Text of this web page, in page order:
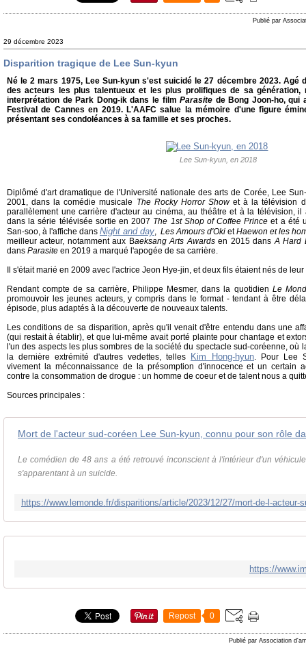
Publié par
29 décembre 2023
Disparition tragique de Lee Sun-kyun
Né le 2 mars 1975, Lee Sun-kyun s'est suicidé le 27 décembre 2023. Agé
des acteurs les plus talentueux et les plus prolifiques de sa génération,
interprétation de Park Dong-ik dans le filmParasite de Bong Joon-ho, qui
Festival de Cannes en 2019. L'AAFC salue la mémoire d'une figure
présentant ses condoléances à sa famille et ses proches.
Lee Sun-kyun, en 2018
Diplômé d'art dramatique de l'Université nationale des arts de Corée, Lee
2001, dans la comédie musicale The Rocky Horror Showet à la télévision
parallèlement une carrière d'acteur au cinéma, au théâtre et à la télévision,
dans la série télévisée sortie en 2007 The 1st Shop of Coffee Princeet a été
San-soo, à l'affiche dans Night and day, Les Amours d'Oki etHaewon et les
meilleur acteur, notamment aux Baeksang Arts Awardsen 2015 dansA Hard
dans Parasite en 2019 a marqué l'apogée de sa carrière.
Il s'était marié en 2009 avec l'actrice Jeon Hye-jin, et deux fils étaient nés de
Rendant compte de sa carrière, Philippe Mesmer, dans la quotidien Le
promouvoir les jeunes acteurs, y compris dans le format - tendant à être
épisode, plus adaptés à la découverte de nouveaux talents.
Les conditions de sa disparition, après qu'il venait d'être entendu dans une
(qui restait à établir), et que lui-même avait porté plainte pour chantage et
l'un des aspects les plus sombres de la société du spectacle sud-coréenne, où
la dernière extrémité d'autres vedettes, telles
Kim Hong-hyun. Pour Lee
vivement la méconnaissance de la présomption d'innocence et un certain
contre la consommation de drogue : un homme de coeur et de talent nous a
Sources principales :
Mort de l'acteur sud-coréen Lee Sun-kyun, connu pour son rôle
Le comédien de 48 ans a été retrouvé inconscient à l'intérieur d'un
s'apparentant à un suicide.
https://
Repost 0
Publié par Association